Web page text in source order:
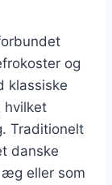
og
klassiske
hvilket
Traditionelt
danske
eller som